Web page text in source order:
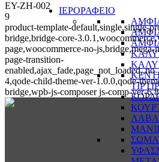
ΙΕΡΟΡΑΦΕΙΟ
EY-ZH-002
9
product-template-default,single,single-
bridge,bridge-core-
page,woocommerce-no-
page-transition-
4,qode-child-theme-ver-1.0.0,qode-
bridge,wpb-js-composer js-comp-ver-